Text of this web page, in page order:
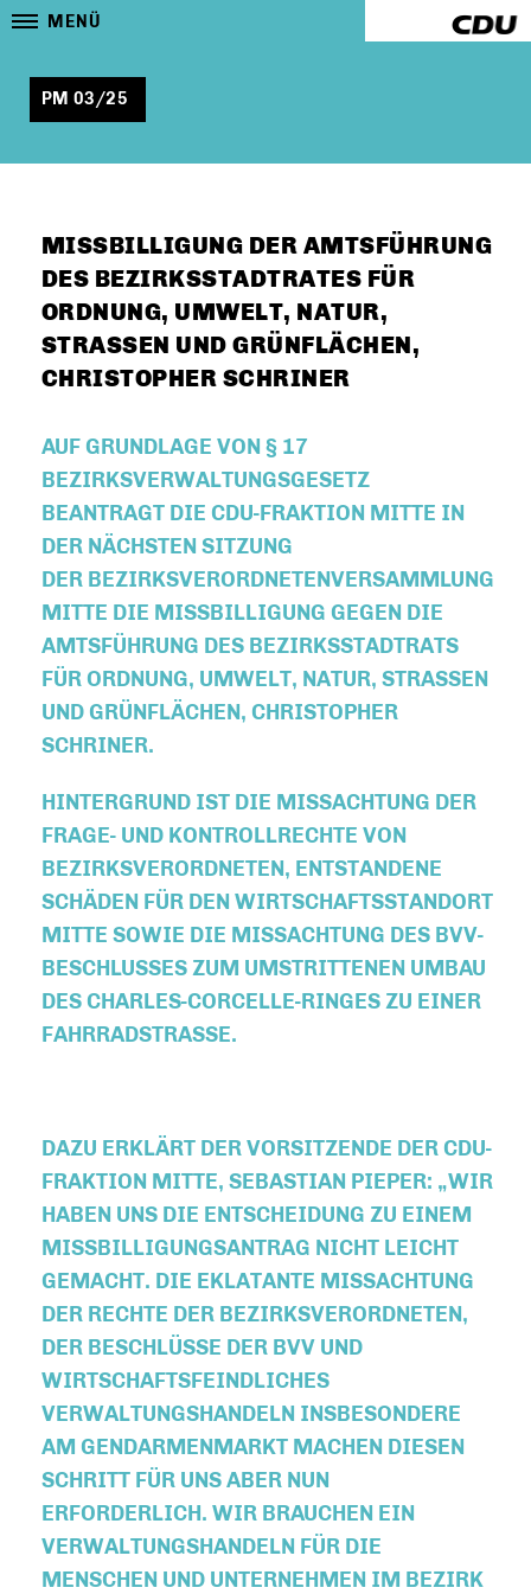
MENÜ
PM 03/25
MISSBILLIGUNG DER AMTSFÜHRUNG
DES BEZIRKSSTADTRATES FÜR
ORDNUNG, UMWELT, NATUR,
STRASSEN UND GRÜNFLÄCHEN, C
HRISTOPHER SCHRINER
AUF GRUNDLAGE VON § 17
BEZIRKSVERWALTUNGSGESETZ
BEANTRAGT DIE CDU-FRAKTION MITTE IN
DER NÄCHSTEN SITZUNG
DER BEZIRKSVERORDNETENVERSAMMLUNG
MITTE DIE MISSBILLIGUNG GEGEN DIE
AMTSFÜHRUNG DES BEZIRKSSTADTRATS
FÜR ORDNUNG, UMWELT, NATUR, STRASSEN U
ND GRÜNFLÄCHEN, CHRISTOPHER S
CHRINER.
HINTERGRUND IST DIE MISSACHTUNG DER
FRAGE- UND KONTROLLRECHTE VON
BEZIRKSVERORDNETEN, ENTSTANDENE
SCHÄDEN FÜR DEN WIRTSCHAFTSSTANDORT
MITTE SOWIE DIE MISSACHTUNG DES BVV-
BESCHLUSSES ZUM UMSTRITTENEN UMBAU
DES CHARLES-CORCELLE-RINGES ZU EINER
FAHRRADSTRASSE.
DAZU ERKLÄRT DER VORSITZENDE DER CDU-
FRAKTION MITTE, SEBASTIAN PIEPER: „WIR
HABEN UNS DIE ENTSCHEIDUNG ZU EINEM
MISSBILLIGUNGSANTRAG NICHT LEICHT
GEMACHT. DIE EKLATANTE MISSACHTUNG
DER RECHTE DER BEZIRKSVERORDNETEN,
DER BESCHLÜSSE DER BVV UND
WIRTSCHAFTSFEINDLICHES
VERWALTUNGSHANDELN INSBESONDERE
AM GENDARMENMARKT MACHEN DIESEN
SCHRITT FÜR UNS ABER NUN
ERFORDERLICH. WIR BRAUCHEN EIN
VERWALTUNGSHANDELN FÜR DIE
MENSCHEN UND UNTERNEHMEN IM BEZIRK